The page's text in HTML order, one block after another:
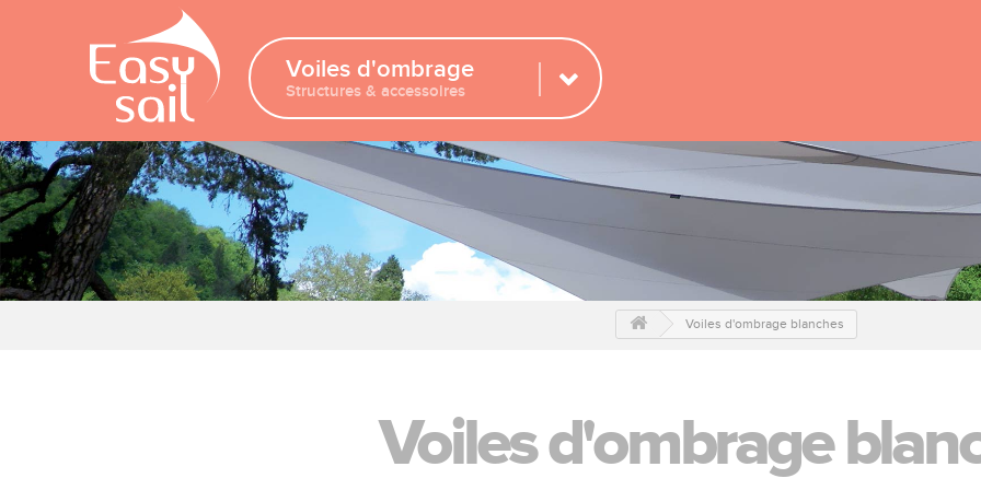
Voiles d'ombrage
Structures & accessoires
Voiles d'ombrage blanches
Voiles d'ombrage